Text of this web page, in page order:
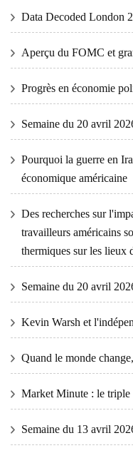
Data Decoded London
Aperçu du FOMC et
Progrès en économie
Semaine du 20 avril
Pourquoi la guerre en
économique américaine
Des recherches sur
travailleurs américains
thermiques sur les lieux
Semaine du 20 avril
Kevin Warsh et
Quand le monde
Market Minute : le
Semaine du 13 avril